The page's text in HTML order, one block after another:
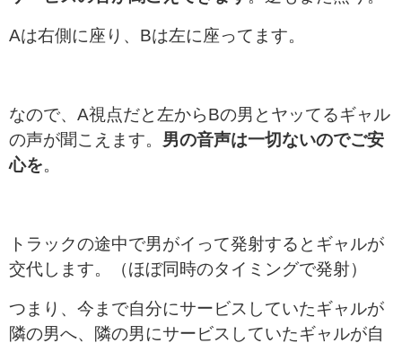
Aは右側に座り、Bは左に座ってます。
なので、A視点だと左からBの男とヤッてるギャル
の声が聞こえます。 男の音声は一切ないのでご安
心を
トラックの途中で男がイって発射するとギャルが
交代します。（ほぼ同時のタイミングで発射）
つまり、今まで自分にサービスしていたギャルが
隣の男へ、隣の男にサービスしていたギャルが自